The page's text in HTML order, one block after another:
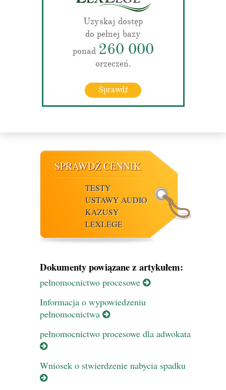
Uzyskaj dostęp
do pełnej bazy
ponad 260 000
orzeczeń.
Sprawdź
SPRAWDŹ CENNIK
TESTY
USTAWY AUDIO
KAZUSY
LEXLEGE
Dokumenty powiązane z artykułem:
pełnomocnictwo procesowe
Informacja o wypowiedzeniu
pełnomocnictwa
pełnomocnictwo procesowe dla adwokata
Wniosek o stwierdzenie nabycia spadku